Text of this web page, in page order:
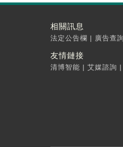
相關訊息
法定公告欄 | 廣告查詢
友情鏈接
清博智能 | 艾媒諮詢 |